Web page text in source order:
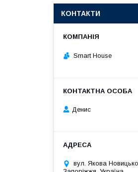
КОНТАКТИ
Smart House
Денис
вул. Якова